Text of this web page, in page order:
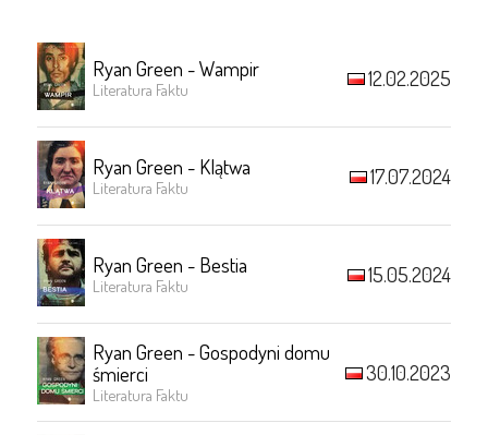
Ryan Green - Wampir
Literatura Faktu 12.02.2025
Ryan Green - Klątwa
Literatura Faktu 17.07.2024
Ryan Green - Bestia
Literatura Faktu 15.05.2024
Ryan Green - Gospodyni domu
śmierci
Literatura Faktu
30.10.2023